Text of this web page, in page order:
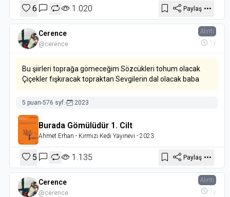
6 1.020 Paylaş
Cerence
@cerence
Alıntı
1y
Bu şiirleri toprağa gömeceğim Sözcükleri tohum olacak
Çiçekler fışkıracak topraktan Sevgilerin dal olacak baba
5 puan-576 syf.- 2023
Burada Gömülüdür 1. Cilt
Ahmet Erhan - Kırmızı Kedi Yayınevi - 2023
5 1.135 Paylaş
Cerence
@cerence
Alıntı
1y